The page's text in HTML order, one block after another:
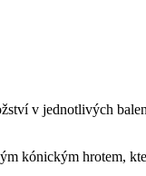
v jednotlivých
kónickým hrotem,